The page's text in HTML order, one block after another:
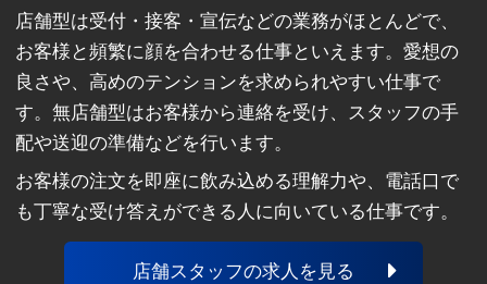
店舗型は受付・接客・宣伝などの業務がほとんどで、
お客様と頻繁に顔を合わせる仕事といえます。愛想の
良さや、高めのテンションを求められやすい仕事で
す。無店舗型はお客様から連絡を受け、スタッフの手
配や送迎の準備などを行います。
お客様の注文を即座に飲み込める理解力や、電話口で
も丁寧な受け答えができる人に向いている仕事です。
店舗スタッフの求人を見る